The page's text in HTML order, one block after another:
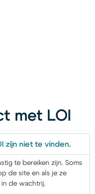
met LOI
zijn niet te vinden.
te bereiken zijn. Soms
de site en als je ze
in de wachtrij.